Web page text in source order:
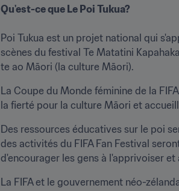
Qu'est-ce que Le Poi Tukua?
Poi Tukua est un projet national qui
scènes du festival Te Matatini
te ao Māori (la culture Māori).
La Coupe du Monde féminine de la
la fierté pour la culture Māori et
Des ressources éducatives sur le poi
des activités du FIFA Fan Festival
d'encourager les gens à l'apprivoiser
La FIFA et le gouvernement néo-